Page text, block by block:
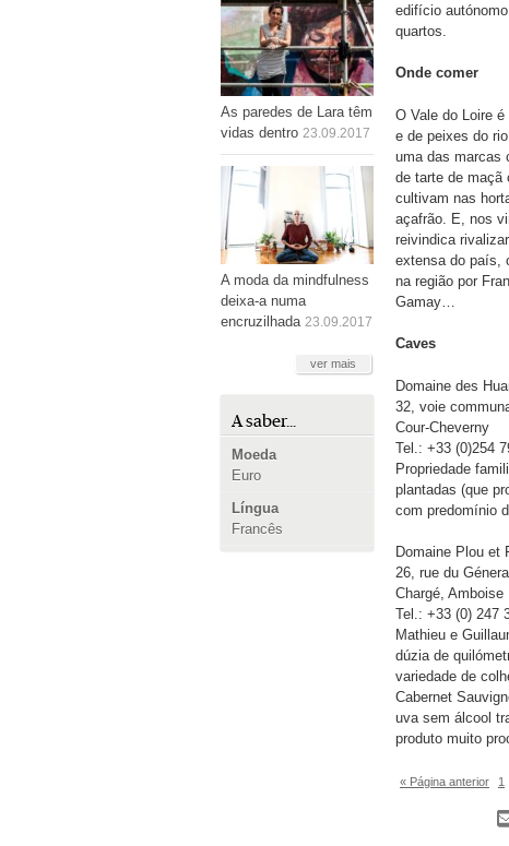
As paredes de Lara têm
vidas dentro 23.09.2017
A moda da mindfulness
deixa-a numa
encruzilhada 23.09.2017
ver mais
A saber...
Moeda
Euro
Língua
Francês
edifício
quartos.
Onde comer
O Vale do Loire
e de peixes do
uma das marcas
de tarte de maçã
cultivam nas
açafrão. E, nos
reivindica
extensa do país,
na região por
Gamay…
Caves
Domaine des
32, voie
Cour-Cheverny
Tel.: +33 (0)254
Propriedade
plantadas (que
com predomínio
Domaine Plou et
26, rue du
Chargé, Amboise
Tel.: +33 (0) 247
Mathieu e
dúzia de
variedade de
Cabernet
uva sem álcool
produto muito
« Página anterior 1